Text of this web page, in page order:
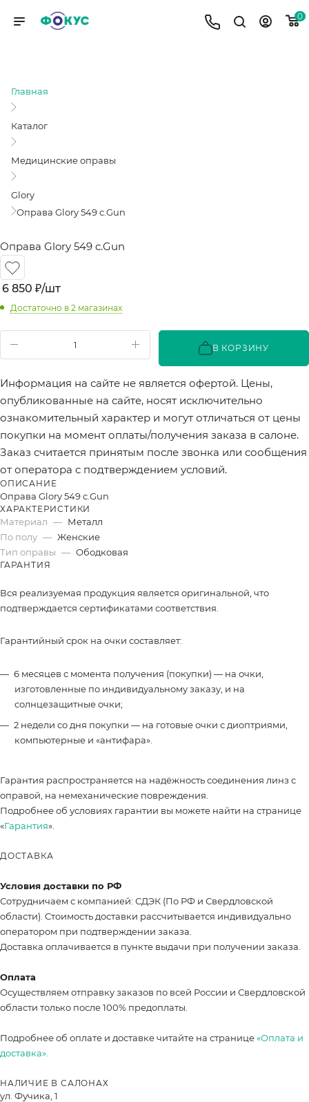
0
Главная
Каталог
Медицинские оправы
Glory
Оправа Glory 549 c.Gun
Оправа Glory 549 c.Gun
6 850 ₽/шт
Достаточно в 2 магазинах
В КОРЗИНУ
Информация на сайте не является офертой. Цены,
опубликованные на сайте, носят исключительно
ознакомительный характер и могут отличаться от цены
покупки на момент оплаты/получения заказа в салоне.
Заказ считается принятым после звонка или сообщения
от оператора с подтверждением условий.
ОПИСАНИЕ
Оправа Glory 549 c.Gun
ХАРАКТЕРИСТИКИ
Материал — Металл
По полу — Женские
Тип оправы — Ободковая
ГАРАНТИЯ
Вся реализуемая продукция является оригинальной, что
подтверждается сертификатами соответствия.
Гарантийный срок на очки составляет:
6 месяцев с момента получения (покупки) — на очки,
изготовленные по индивидуальному заказу, и на
солнцезащитные очки;
2 недели со дня покупки — на готовые очки с диоптриями,
компьютерные и «антифара».
Гарантия распространяется на надёжность соединения линз с
оправой, на немеханические повреждения.
Подробнее об условиях гарантии вы можете найти на странице
«Гарантия».
ДОСТАВКА
Условия доставки по РФ
Сотрудничаем с компанией: СДЭК (По РФ и Свердловской
области). Стоимость доставки рассчитывается индивидуально
оператором при подтверждении заказа.
Доставка оплачивается в пункте выдачи при получении заказа.
Оплата
Осуществляем отправку заказов по всей России и Свердловской
области только после 100% предоплаты.
Подробнее об оплате и доставке читайте на странице«Оплата и
доставка».
НАЛИЧИЕ В САЛОНАХ
ул. Фучика, 1